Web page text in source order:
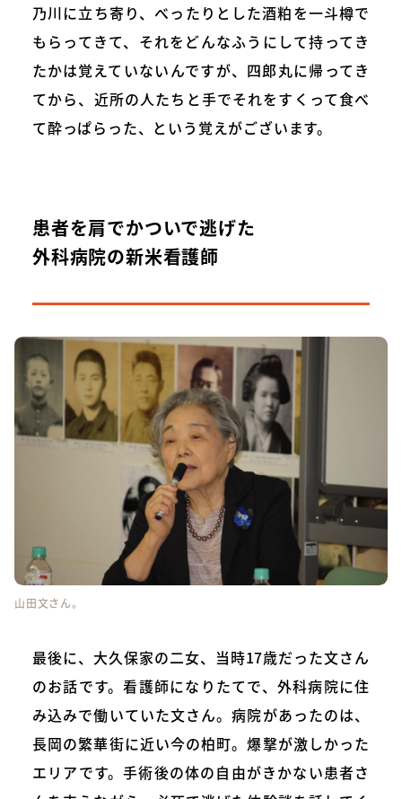
乃川に立ち寄り、べったりとした酒粕を一斗樽で
もらってきて、それをどんなふうにして持ってき
たかは覚えていないんですが、四郎丸に帰ってき
てから、近所の人たちと手でそれをすくって食べ
て酔っぱらった、という覚えがございます。
患者を肩でかついで逃げた
外科病院の新米看護師
山田文さん。
最後に、大久保家の二女、当時17歳だった文さん
のお話です。看護師になりたてで、外科病院に住
み込みで働いていた文さん。病院があったのは、
長岡の繁華街に近い今の柏町。爆撃が激しかった
エリアです。手術後の体の自由がきかない患者さ